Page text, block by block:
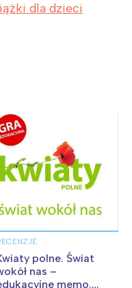
dla dzieci
polne. Świat
nas –
memo.